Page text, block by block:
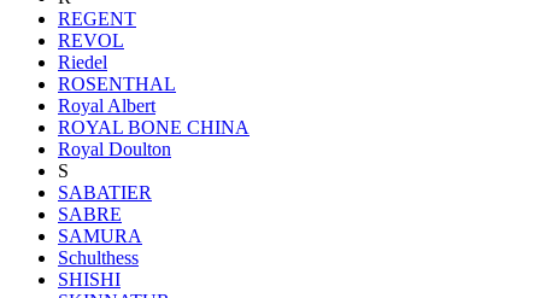
REGENT
REVOL
Riedel
ROSENTHAL
Royal Albert
ROYAL BONE CHINA
Royal Doulton
S
SABATIER
SABRE
SAMURA
Schulthess
SHISHI